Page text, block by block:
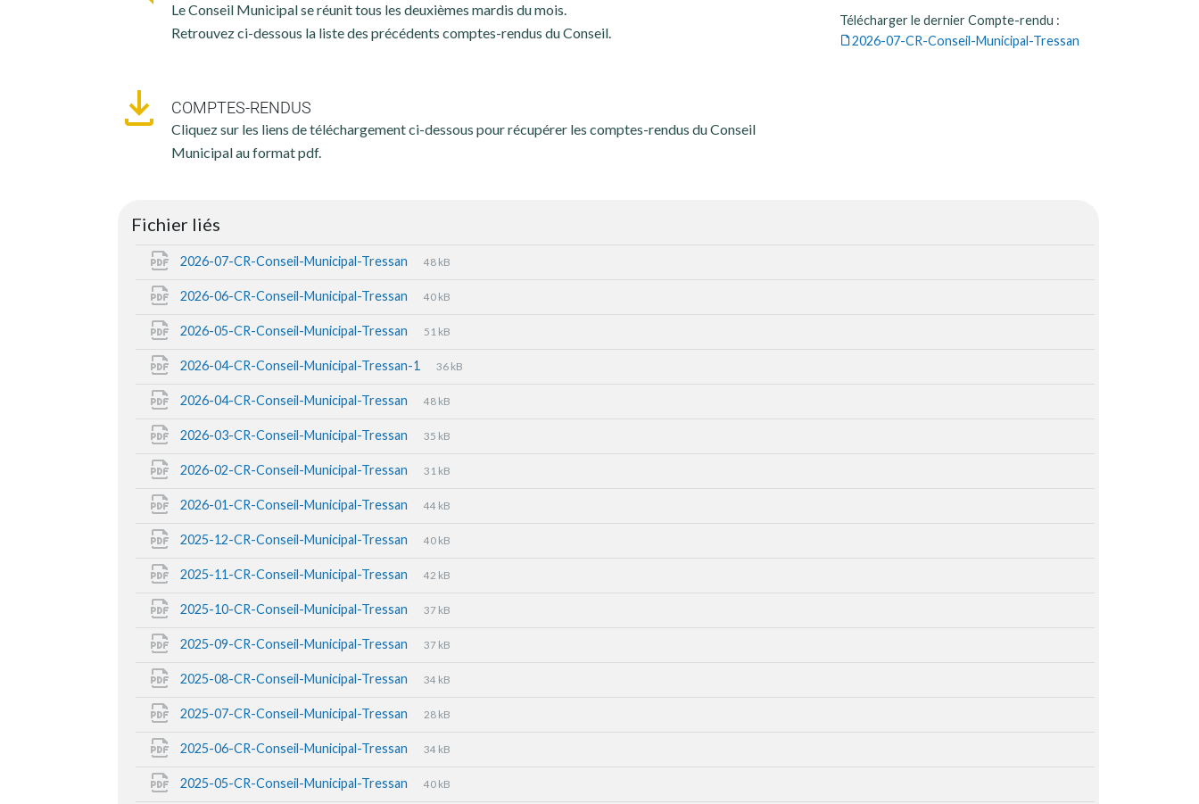
Le Conseil Municipal se réunit tous les deuxièmes mardis du mois.
Retrouvez ci-dessous la liste des précédents comptes-rendus du Conseil.
COMPTES-RENDUS
Cliquez sur les liens de téléchargement ci-dessous pour récupérer les comptes-rendus du Conseil
Municipal au format pdf.
Télécharger le dernier Compte-rendu :
2026-07-CR-Conseil-Municipal-Tressan
Fichier liés
2026-07-CR-Conseil-Municipal-Tressan 48 kB
2026-06-CR-Conseil-Municipal-Tressan 40 kB
2026-05-CR-Conseil-Municipal-Tressan 51 kB
2026-04-CR-Conseil-Municipal-Tressan-1 36 kB
2026-04-CR-Conseil-Municipal-Tressan 48 kB
2026-03-CR-Conseil-Municipal-Tressan 35 kB
2026-02-CR-Conseil-Municipal-Tressan 31 kB
2026-01-CR-Conseil-Municipal-Tressan 44 kB
2025-12-CR-Conseil-Municipal-Tressan 40 kB
2025-11-CR-Conseil-Municipal-Tressan 42 kB
2025-10-CR-Conseil-Municipal-Tressan 37 kB
2025-09-CR-Conseil-Municipal-Tressan 37 kB
2025-08-CR-Conseil-Municipal-Tressan 34 kB
2025-07-CR-Conseil-Municipal-Tressan 28 kB
2025-06-CR-Conseil-Municipal-Tressan 34 kB
2025-05-CR-Conseil-Municipal-Tressan 40 kB